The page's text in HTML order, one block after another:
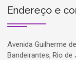
Endereço e
Avenida Guilherme
Bandeirantes, Rio de